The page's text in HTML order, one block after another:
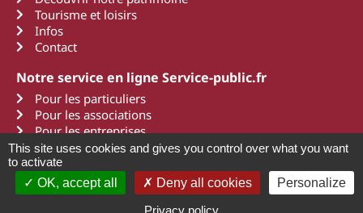
Tourisme et loisirs
Infos
Contact
Notre service en ligne Service-public.fr
Pour les particuliers
Pour les associations
Pour les entreprises
2011 - 2022 Montpezat d'AgenaisMentions légales
Une création Art Média Communication
This site uses cookies and gives you control over what you want
to activate
OK, accept all
Deny all cookies
Personalize
Privacy policy